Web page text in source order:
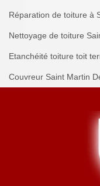
Réparation de toiture à
Nettoyage de toiture
Etanchéité toiture toit
Couvreur Saint Martin